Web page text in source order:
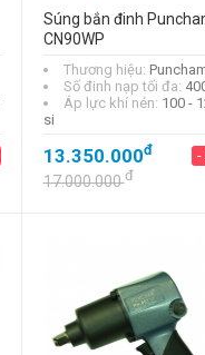
Súng bắn đinh
CN90WP
Thương hiệu:
Số đinh nạp tối đa:
Áp lực khí nén: 100 -
si
13.350.000đ -
17.000.000đ